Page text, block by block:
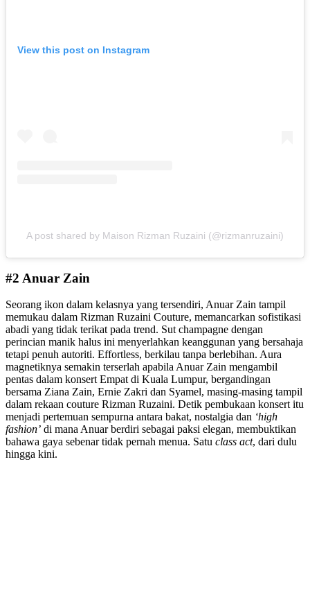
View this post on Instagram
A post shared by Maison Rizman Ruzaini (@rizmanruzaini)
#2 Anuar Zain
Seorang ikon dalam kelasnya yang tersendiri, Anuar Zain tampil
memukau dalam Rizman Ruzaini Couture, memancarkan sofistikasi
abadi yang tidak terikat pada trend. Sut champagne dengan
perincian manik halus ini menyerlahkan keanggunan yang bersahaja
tetapi penuh autoriti. Effortless, berkilau tanpa berlebihan. Aura
magnetiknya semakin terserlah apabila Anuar Zain mengambil
pentas dalam konsert Empat di Kuala Lumpur, bergandingan
bersama Ziana Zain, Ernie Zakri dan Syamel, masing-masing tampil
dalam rekaan couture Rizman Ruzaini. Detik pembukaan konsert itu
menjadi pertemuan sempurna antara bakat, nostalgia dan ‘high
fashion’ di mana Anuar berdiri sebagai paksi elegan, membuktikan
bahawa gaya sebenar tidak pernah menua. Satu class act, dari dulu
hingga kini.